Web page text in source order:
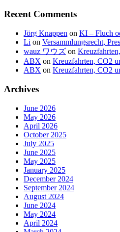
Recent Comments
Jörg Knappen on KI – Fluch
Li on Versammlungsrecht,
wauz ワウズ on
ABX on Kreuzfahrten, CO2
ABX on Kreuzfahrten, CO2
Archives
June 2026
May 2026
April 2026
October 2025
July 2025
June 2025
May 2025
January 2025
December 2024
September 2024
August 2024
June 2024
May 2024
April 2024